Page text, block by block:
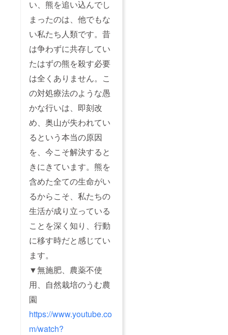
い、熊を追い込んでし
まったのは、他でもな
い私たち人類です。昔
は争わずに共存してい
たはずの熊を殺す必要
は全くありません。こ
の対処療法のような愚
かな行いは、即刻改
め、奥山が失われてい
るという本当の原因
を、今こそ解決すると
きにきています。熊を
含めた全ての生命がい
るからこそ、私たちの
生活が成り立っている
ことを深く知り、行動
に移す時だと感じてい
ます。
▼無施肥、農薬不使
用、自然栽培のうむ農
園
https://www.youtube.co
m/watch?